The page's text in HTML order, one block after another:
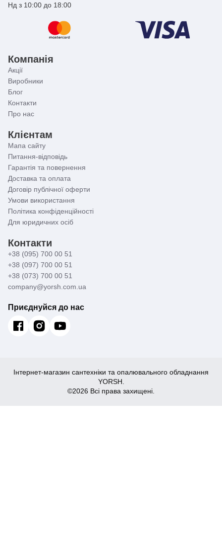
Нд з 10:00 до 18:00
Компанія
Акції
Виробники
Блог
Контакти
Про нас
Клієнтам
Мапа сайту
Питання-відповідь
Гарантія та повернення
Доставка та оплата
Договір публічної оферти
Умови використання
Політика конфіденційності
Для юридичних осіб
Контакти
+38 (095) 700 00 51
+38 (097) 700 00 51
+38 (073) 700 00 51
company@yorsh.com.ua
Приєднуйся до нас
Інтернет-магазин сантехніки та опалювального обладнання
YORSH.
©2026 Всі права захищені.